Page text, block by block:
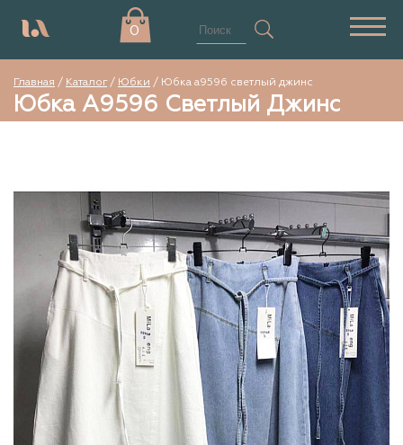
0
Главная / Каталог/ Юбки / Юбка а9596 светлый джинс
Юбка А9596 Светлый Джинс